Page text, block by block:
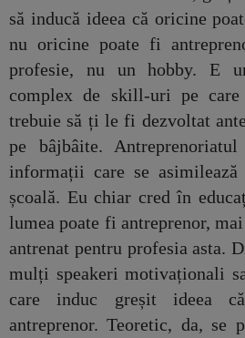
să inducă ideea că oricine
nu oricine poate fi
profesie, nu un hobby. E
complex de skill-uri pe
trebuie să ți le fi dezvoltat
pe bâjbâite.
informații care se
școală. Eu chiar cred în
lumea poate fi antreprenor,
antrenat pentru profesia asta.
mulți speakeri motivaționali
care induc greșit ideea
antreprenor. Teoretic, da, se